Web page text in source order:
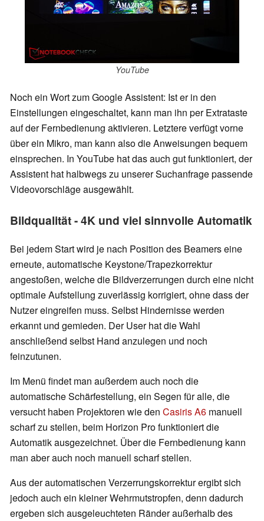
YouTube
Noch ein Wort zum Google Assistent: Ist er in den
Einstellungen eingeschaltet, kann man ihn per Extrataste
auf der Fernbedienung aktivieren. Letztere verfügt vorne
über ein Mikro, man kann also die Anweisungen bequem
einsprechen. In YouTube hat das auch gut funktioniert, der
Assistent hat halbwegs zu unserer Suchanfrage passende
Videovorschläge ausgewählt.
Bildqualität - 4K und viel sinnvolle Automatik
Bei jedem Start wird je nach Position des Beamers eine
erneute, automatische Keystone/Trapezkorrektur
angestoßen, welche die Bildverzerrungen durch eine nicht
optimale Aufstellung zuverlässig korrigiert, ohne dass der
Nutzer eingreifen muss. Selbst Hindernisse werden
erkannt und gemieden. Der User hat die Wahl
anschließend selbst Hand anzulegen und noch
feinzutunen.
Im Menü findet man außerdem auch noch die
automatische Schärfestellung, ein Segen für alle, die
versucht haben Projektoren wie den Casiris A6 manuell
scharf zu stellen, beim Horizon Pro funktioniert die
Automatik ausgezeichnet. Über die Fernbedienung kann
man aber auch noch manuell scharf stellen.
Aus der automatischen Verzerrungskorrektur ergibt sich
jedoch auch ein kleiner Wehrmutstropfen, denn dadurch
ergeben sich ausgeleuchteten Ränder außerhalb des